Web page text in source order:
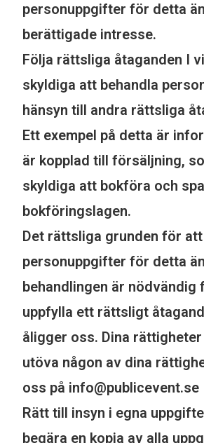
personuppgifter för detta
berättigade intresse.
Följa rättsliga åtaganden I
skyldiga att behandla
hänsyn till andra rättsliga
Ett exempel på detta är
är kopplad till försäljning,
skyldiga att bokföra och
bokföringslagen.
Det rättsliga grunden för att
personuppgifter för detta
behandlingen är nödvändig
uppfylla ett rättsligt
åligger oss. Dina rättigheter
utöva någon av dina
oss på info@publicevent.se
Rätt till insyn i egna
begära en kopia av alla